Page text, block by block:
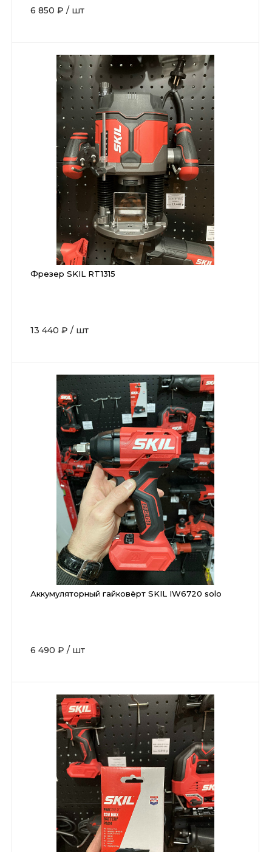
6 850 ₽ / шт
Фрезер SKIL RT1315
13 440 ₽ / шт
Аккумуляторный гайковёрт SKIL IW6720 solo
6 490 ₽ / шт